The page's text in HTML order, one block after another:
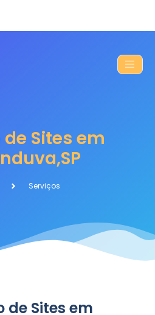
Sites em
Serviços
de Sites em